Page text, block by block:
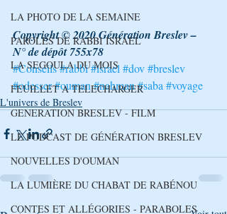
LA PHOTO DE LA SEMAINE
PAROLES DE RABBI ISRAEL
LA SEGOULA DU MOIS
FEUILLET A TELECHARGER
GENERATION BRESLEV - FILM
LE PODCAST DE GÉNÉRATION BRESLEV
NOUVELLES D'OUMAN
LA LUMIÈRE DU CHABAT DE RABÉNOU
CONTES ET ALLÉGORIES - PARABOLES
Copyright © 2020 Génération Breslev –
N° de dépôt 755x78
#Conseils#rabbi#israel#dov#breslev
#odesser#ouman#nahman#saba#voyage
L'univers de Breslev